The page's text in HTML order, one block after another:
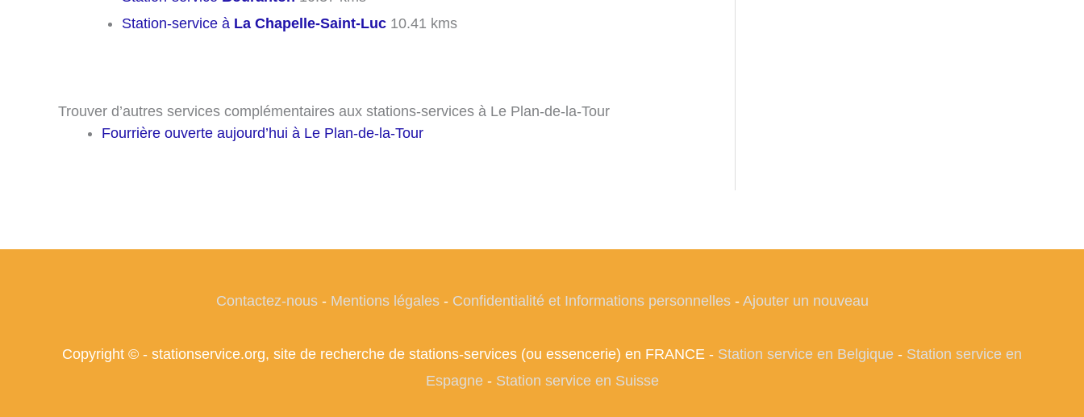
Station-service à La Chapelle-Saint-Luc 10.41 kms
Trouver d’autres services complémentaires aux stations-services à Le Plan-de-la-Tour
Fourrière ouverte aujourd’hui à Le Plan-de-la-Tour
Contactez-nous- Mentions légales- Confidentialité et Informations personnelles- Ajouter un nouveau
Copyright © - stationservice.org, site de recherche de stations-services (ou essencerie) en FRANCE - Station service en Belgique - Station service en
Espagne- Station service en Suisse